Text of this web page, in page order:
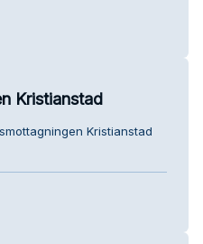
Kristianstad
Kristianstad